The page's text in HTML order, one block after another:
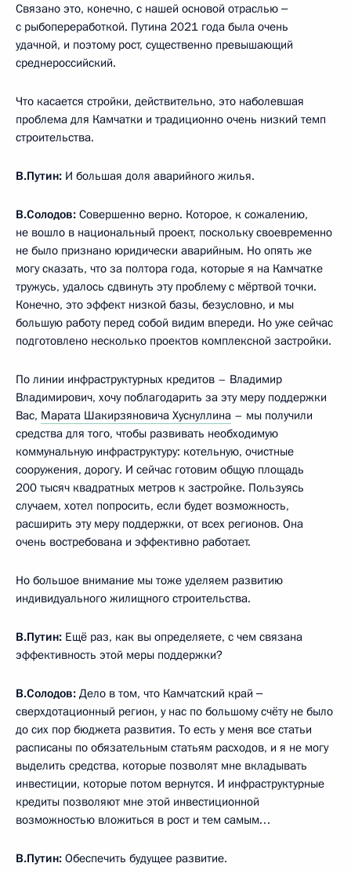
Связано это, конечно, с нашей основой отраслью ‒
с рыбопереработкой. Путина 2021 года была очень
удачной, и поэтому рост, существенно превышающий
среднероссийский.
Что касается стройки, действительно, это наболевшая
проблема для Камчатки и традиционно очень низкий темп
строительства.
В.Путин: И большая доля аварийного жилья.
В.Солодов: Совершенно верно. Которое, к сожалению,
не вошло в национальный проект, поскольку своевременно
не было признано юридически аварийным. Но опять же
могу сказать, что за полтора года, которые я на Камчатке
тружусь, удалось сдвинуть эту проблему с мёртвой точки.
Конечно, это эффект низкой базы, безусловно, и мы
большую работу перед собой видим впереди. Но уже сейчас
подготовлено несколько проектов комплексной застройки.
По линии инфраструктурных кредитов – Владимир
Владимирович, хочу поблагодарить за эту меру поддержки
Вас, Марата Шакирзяновича Хуснуллина – мы получили
средства для того, чтобы развивать необходимую
коммунальную инфраструктуру: котельную, очистные
сооружения, дорогу. И сейчас готовим общую площадь
200 тысяч квадратных метров к застройке. Пользуясь
случаем, хотел попросить, если будет возможность,
расширить эту меру поддержки, от всех регионов. Она
очень востребована и эффективно работает.
Но большое внимание мы тоже уделяем развитию
индивидуального жилищного строительства.
В.Путин: Ещё раз, как вы определяете, с чем связана
эффективность этой меры поддержки?
В.Солодов: Дело в том, что Камчатский край ‒
сверхдотационный регион, у нас по большому счёту не было
до сих пор бюджета развития. То есть у меня все статьи
расписаны по обязательным статьям расходов, и я не могу
выделить средства, которые позволят мне вкладывать
инвестиции, которые потом вернутся. И инфраструктурные
кредиты позволяют мне этой инвестиционной
возможностью вложиться в рост и тем самым…
В.Путин: Обеспечить будущее развитие.